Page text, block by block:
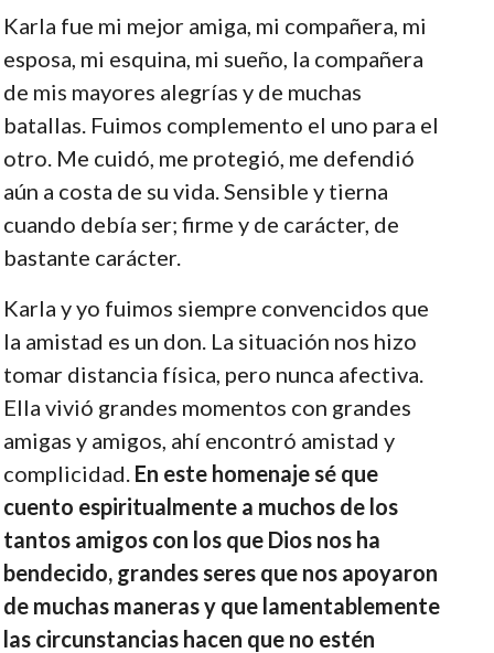
Karla fue mi mejor amiga, mi compañera, mi
esposa, mi esquina, mi sueño, la compañera
de mis mayores alegrías y de muchas
batallas. Fuimos complemento el uno para el
otro. Me cuidó, me protegió, me defendió
aún a costa de su vida. Sensible y tierna
cuando debía ser; firme y de carácter, de
bastante carácter.
Karla y yo fuimos siempre convencidos que
la amistad es un don. La situación nos hizo
tomar distancia física, pero nunca afectiva.
Ella vivió grandes momentos con grandes
amigas y amigos, ahí encontró amistad y
complicidad. En este homenaje sé que
cuento espiritualmente a muchos de los
tantos amigos con los que Dios nos ha
bendecido, grandes seres que nos apoyaron
de muchas maneras y que lamentablemente
las circunstancias hacen que no estén